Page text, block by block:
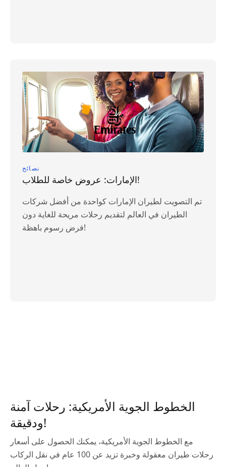
نصائح
الإمارات: عروض خاصة للطلاب!
تم التصويت لطيران الإمارات كواحدة من أفضل شركات
الطيران في العالم لتقديم رحلات مريحة للغاية دون
فرض رسوم باهظة!
الخطوط الجوية الأمريكية: رحلات آمنة
ودقيقة!
مع الخطوط الجوية الأمريكية، يمكنك الحصول على أسعار
رحلات طيران معقولة وخبرة تزيد عن 100 عام في نقل الركاب